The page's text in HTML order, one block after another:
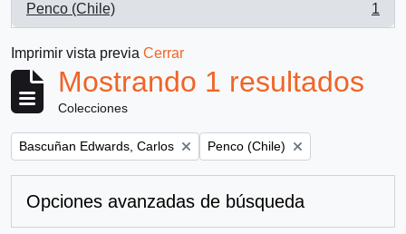
Penco (Chile)
, 1 resultados
1
Imprimir vista previa Cerrar
Mostrando 1 resultados
Colecciones
Remove filter:
Bascuñan Edwards, Carlos Remove filter:
Penco (Chile)
Opciones avanzadas de búsqueda